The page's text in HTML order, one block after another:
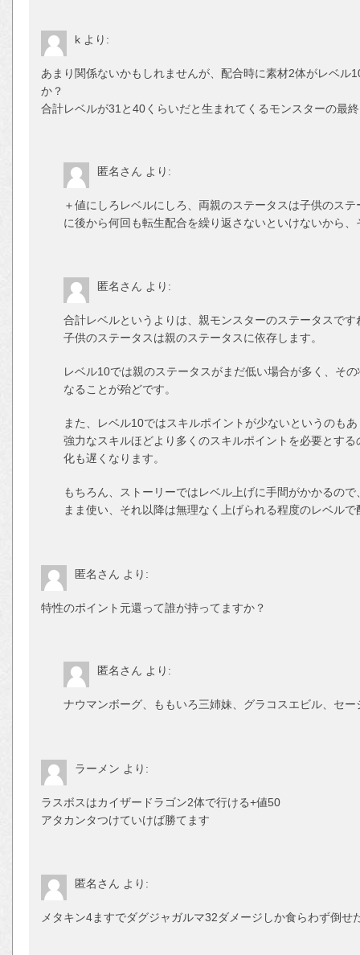
k より:
あまり関係ないかもしれませんが、配合時に素材2体がレベル
か？
合計レベルが31と40くらいだと生まれてくるモンスターの最
匿名さん より:
＋値にしろレベルにしろ、両親のステータスは子供のス
に後から何回も転生配合を繰り返さないといけないから
匿名さん より:
合計レベルというよりは、親モンスターのステータスです
子供のステータスは親のステータスに依存します。
レベル10では親のステータスがまだ低い場合が多く、そ
なることが殆どです。
また、レベル10ではスキルポイントが少ないというのも
強力なスキルほどより多くのスキルポイントを必要とす
化も遅くなります。
もちろん、ストーリーではレベル上げに手間がかかるの
まま使い、それ以降は無理なく上げられる程度のレベル
匿名さん より:
特性のポイント元還って誰が持ってますか？
匿名さん より:
ナウマンボーグ、ももいろ三姉妹、グラコスエビル、セ
ラーメン より:
ラスボスはカイザードラゴン2体で行ける+値50
アタカンタつけていけば勝てます
匿名さん より:
メタキン4ますでダグジャガルマ32ダメージしか食らわず倒せ